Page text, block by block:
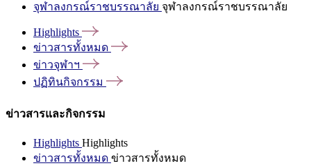
จุฬาลงกรณ์ราชบรรณาลัย จุฬาลงกรณ์ราชบรรณาลัย
Highlights
ข่าวสารทั้งหมด
ข่าวจุฬาฯ
ปฏิทินกิจกรรม
ข่าวสารและกิจกรรม
Highlights Highlights
ข่าวสารทั้งหมด ข่าวสารทั้งหมด